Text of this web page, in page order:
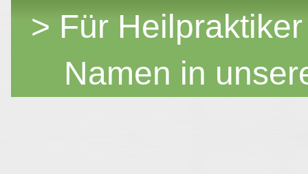
> Für
Namen in